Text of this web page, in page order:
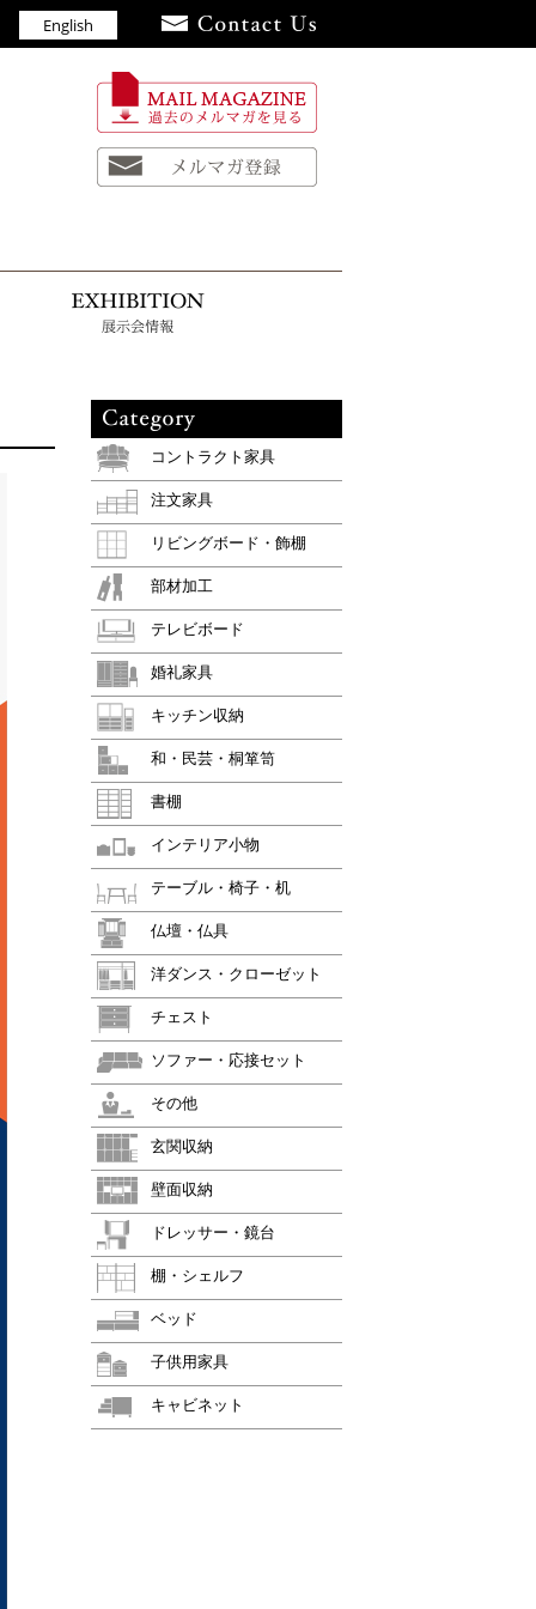
English
コントラクト家具
注文家具
リビングボード・飾棚
部材加工
テレビボード
婚礼家具
キッチン収納
和・民芸・桐箪笥
書棚
インテリア小物
テーブル・椅子・机
仏壇・仏具
洋ダンス・クローゼット
チェスト
ソファー・応接セット
その他
玄関収納
壁面収納
ドレッサー・鏡台
棚・シェルフ
ベッド
子供用家具
キャビネット